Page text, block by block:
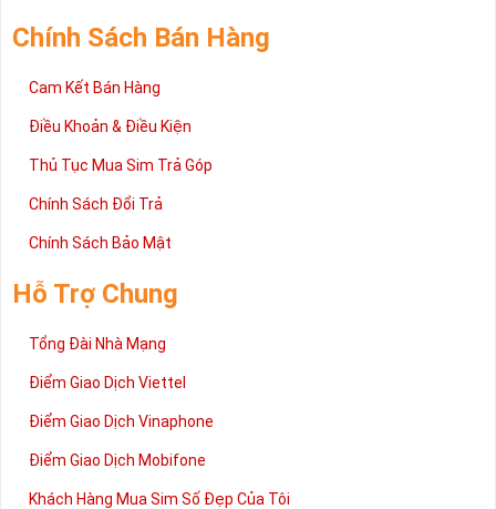
cấp trong bài viết này sẽ giúp bạn hiểu rõ ý nghĩa và các bước đặt
mua sim số tại Sim Tiền Giang nhanh chóng nhất.
Chúc quý khách tìm được chiếc sim Tứ quý 2 như ý!
Chính Sách Bán Hàng
Cam Kết Bán Hàng
Điều Khoản & Điều Kiện
Thủ Tục Mua Sim Trả Góp
Chính Sách Đổi Trả
Chính Sách Bảo Mật
Hỗ Trợ Chung
Tổng Đài Nhà Mạng
Điểm Giao Dịch Viettel
Điểm Giao Dịch Vinaphone
Điểm Giao Dịch Mobifone
Khách Hàng Mua Sim Số Đẹp Của Tôi